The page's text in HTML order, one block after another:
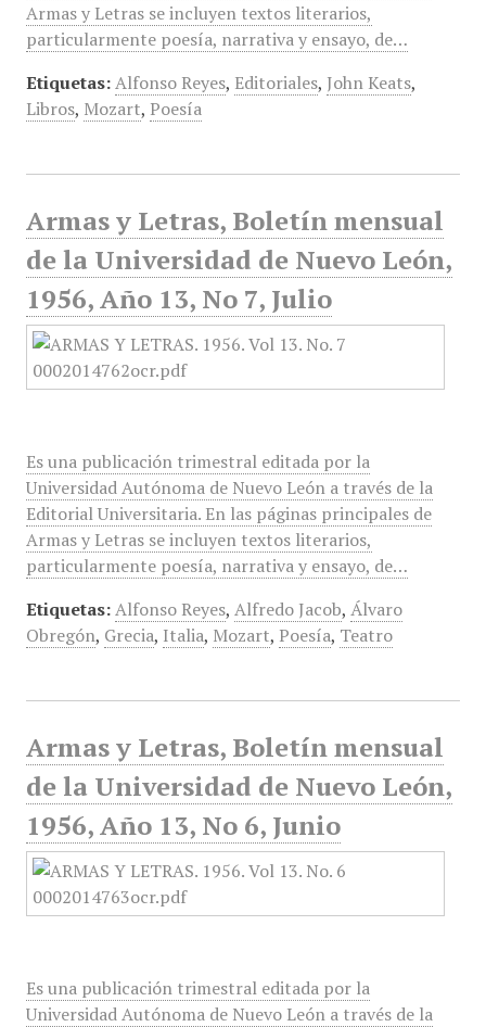
Armas y Letras se incluyen textos literarios,
particularmente poesía, narrativa y ensayo, de…
Etiquetas: Alfonso Reyes, Editoriales, John Keats,
Libros, Mozart, Poesía
Armas y Letras, Boletín mensual
de la Universidad de Nuevo León,
1956, Año 13, No 7, Julio
Es una publicación trimestral editada por la
Universidad Autónoma de Nuevo León a través de la
Editorial Universitaria. En las páginas principales de
Armas y Letras se incluyen textos literarios,
particularmente poesía, narrativa y ensayo, de…
Etiquetas: Alfonso Reyes, Alfredo Jacob, Álvaro
Obregón, Grecia, Italia, Mozart, Poesía, Teatro
Armas y Letras, Boletín mensual
de la Universidad de Nuevo León,
1956, Año 13, No 6, Junio
Es una publicación trimestral editada por la
Universidad Autónoma de Nuevo León a través de la